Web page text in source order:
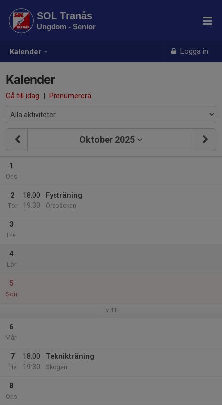
Kalender Logga in
SOL Tranås
Ungdom - Senior
Kalender
Gå till idag | Prenumerera
Oktober 2025
1
Ons
2
Tor
18:00
19:30
Fysträning
Örsbäcken
3
Fre
4
Lör
5
Sön
v.41
6
Mån
7
Tis
18:00
19:30
Teknikträning
Skogen
8
Ons